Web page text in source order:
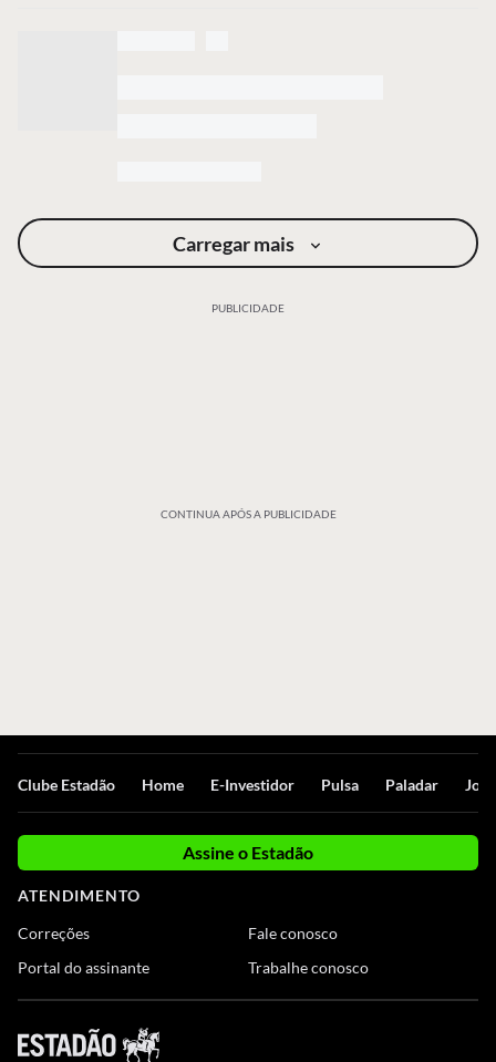
Carregar mais
PUBLICIDADE
CONTINUA APÓS A PUBLICIDADE
Clube Estadão Home E-Investidor Pulsa Paladar
Assine o Estadão
ATENDIMENTO
Correções
Portal do assinante
Fale conosco
Trabalhe conosco